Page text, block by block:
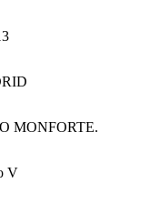
MONFORTE.
V